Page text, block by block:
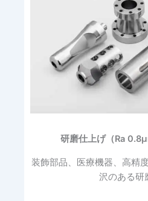
研磨仕上げ（Ra
装飾部品、医療機器、高精
沢のある研